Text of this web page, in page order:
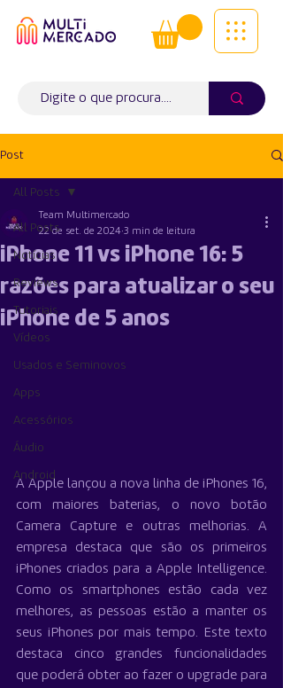
Tudo num só lugar! | Entregas ao
domicílio
Post
All Posts
Notícias
Reviews
Tutoriais
Vídeos
Usados e Seminovos
Apps
Acessórios
Áudio
Android
All Posts
iPhone 11 vs iPhone 16: 5
razões para atualizar o seu
iPhone de 5 anos
Team Multimercado
22 de set. de 2024 3 min de leitura
A Apple lançou a nova linha de iPhones 16,
com maiores baterias, o novo botão
Camera Capture e outras melhorias. A
empresa destaca que são os primeiros
iPhones criados para a Apple Intelligence.
Como os smartphones estão cada vez
melhores, as pessoas estão a manter os
seus iPhones por mais tempo. Este texto
destaca cinco grandes funcionalidades
que poderá obter ao fazer o upgrade para